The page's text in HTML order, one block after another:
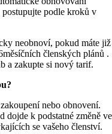
podle kroků v
neobnoví, pokud máte již
členských plánů .
a zakupte si nový tarif.
nebo obnovení.
dojde k podstatné změně ve
se vašeho členství.